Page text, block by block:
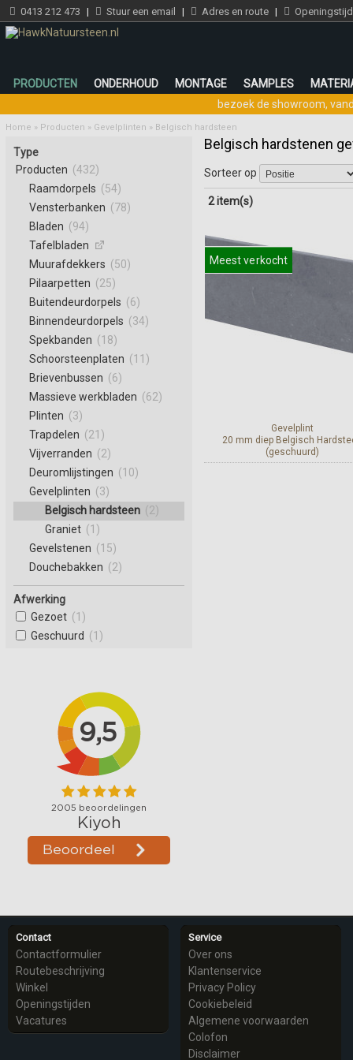
0413 212 473 | Stuur een email | Adres en route |
PRODUCTEN ONDERHOUD MONTAGE SAMPLES
bezoek de showroom,
Home » Producten » Gevelplinten » Belgisch hardsteen
Belgisch hardstenen
Sorteer op
2 item(s)
Meest verkocht
Gevelplint
20 mm diep Belgisch
(geschuurd)
Type
Producten (432)
Raamdorpels (54)
Vensterbanken (78)
Bladen (94)
Tafelbladen
Muurafdekkers (50)
Pilaarpetten (25)
Buitendeurdorpels (6)
Binnendeurdorpels (34)
Spekbanden (18)
Schoorsteenplaten (11)
Brievenbussen (6)
Massieve werkbladen (62)
Plinten (3)
Trapdelen (21)
Vijverranden (2)
Deuromlijstingen (10)
Gevelplinten (3)
Belgisch hardsteen (2)
Graniet (1)
Gevelstenen (15)
Douchebakken (2)
Afwerking
Gezoet (1)
Geschuurd (1)
Contact
Contactformulier
Routebeschrijving
Winkel
Openingstijden
Vacatures
Service
Over ons
Klantenservice
Privacy Policy
Cookiebeleid
Algemene voorwaarden
Colofon
Disclaimer